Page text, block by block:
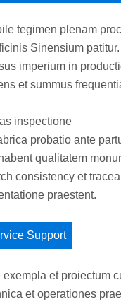
tegimen plenam
Sinensium
imperium in
et summus
inspectione
probatio ante
qualitatem
consistency et
praestent.
Support
exempla et proiectum
et operationes